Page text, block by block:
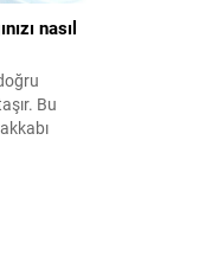
nasıl
Bu